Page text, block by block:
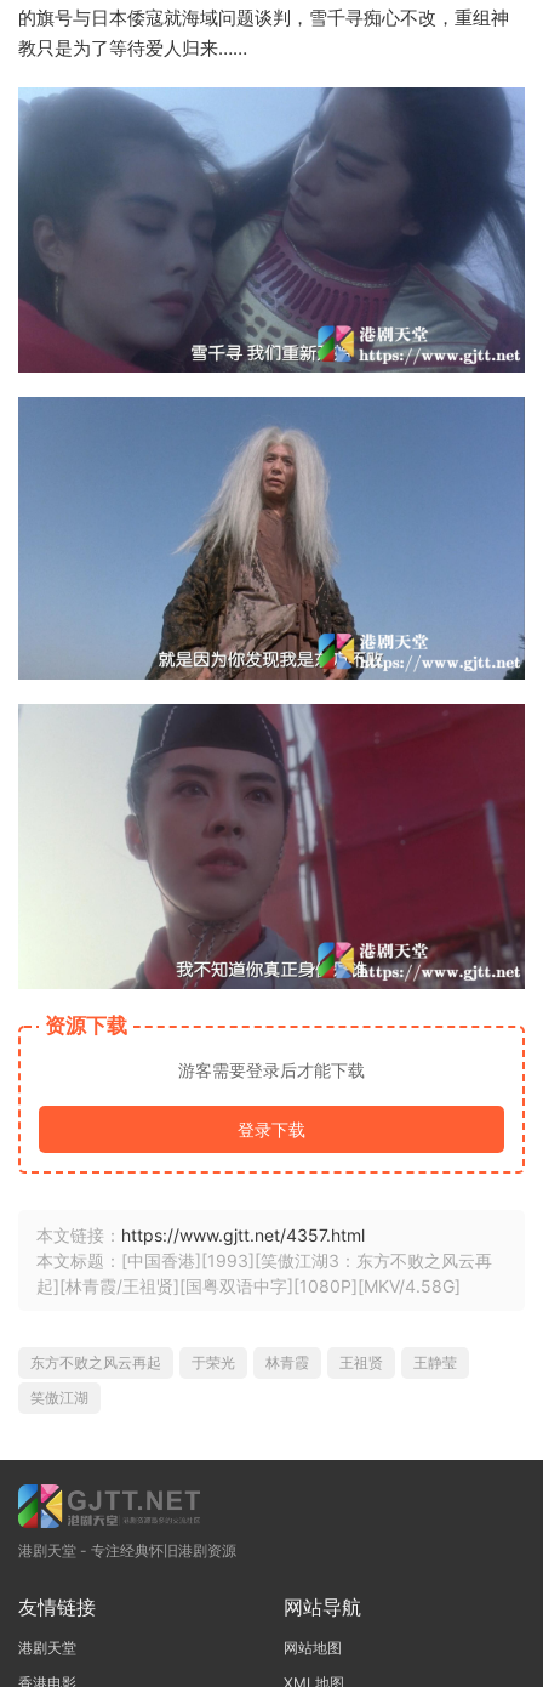
的旗号与日本倭寇就海域问题谈判，雪千寻痴心不改，重组神
教只是为了等待爱人归来……
资源下载
游客需要登录后才能下载
登录下载
本文链接： https://www.gjtt.net/4357.html
本文标题：[中国香港][1993][笑傲江湖3：东方不败之风云再
起][林青霞/王祖贤][国粤双语中字][1080P][MKV/4.58G]
东方不败之风云再起 于荣光 林青霞 王祖贤
王静莹
笑傲江湖
港剧天堂 - 专注经典怀旧港剧资源
友情链接
港剧天堂
香港电影
网站导航
网站地图
XML地图